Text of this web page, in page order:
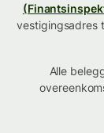
vestigingsadres
Alle